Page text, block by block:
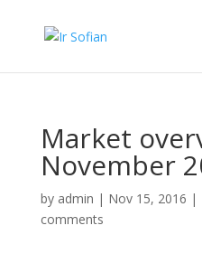
Market
November
by admin | Nov 15, 2016 |
comments